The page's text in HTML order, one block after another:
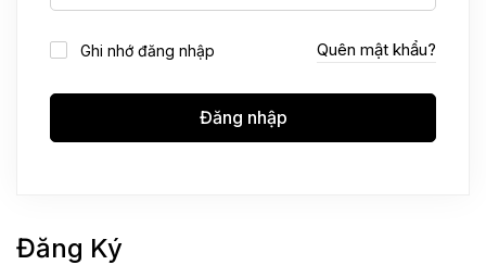
Ghi nhớ đăng nhập Quên mật khẩu?
Đăng nhập
Đăng Ký